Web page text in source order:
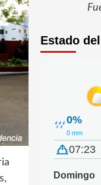
Estado
0%
0 mm
07:23
Domingo